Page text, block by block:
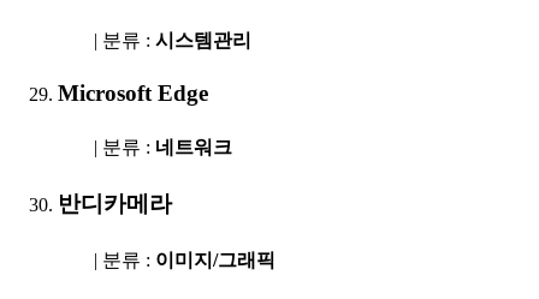
| 분류 : 시스템관리
Microsoft Edge
| 분류 : 네트워크
반디카메라
| 분류 : 이미지/그래픽